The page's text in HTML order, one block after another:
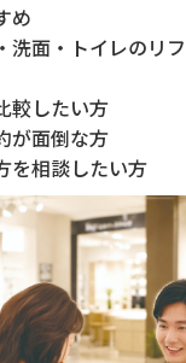
め
洗面・トイレのリ
較したい方
が面倒な方
を相談したい方